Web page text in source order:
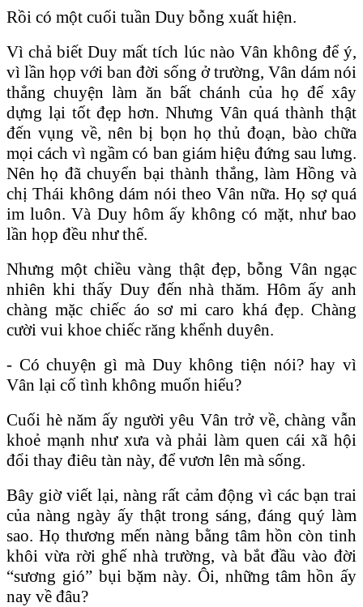
Rồi có một cuối tuần Duy bỗng xuất hiện.
Vì chả biết Duy mất tích lúc nào Vân không để ý,
vì lần họp với ban đời sống ở trường, Vân dám nói
thẳng chuyện làm ăn bất chánh của họ để xây
dựng lại tốt đẹp hơn. Nhưng Vân quá thành thật
đến vụng về, nên bị bọn họ thủ đoạn, bào chữa
mọi cách vì ngầm có ban giám hiệu đứng sau lưng.
Nên họ đã chuyển bại thành thắng, làm Hồng và
chị Thái không dám nói theo Vân nữa. Họ sợ quá
im luôn. Và Duy hôm ấy không có mặt, như bao
lần họp đều như thế.
Nhưng một chiều vàng thật đẹp, bỗng Vân ngạc
nhiên khi thấy Duy đến nhà thăm. Hôm ấy anh
chàng mặc chiếc áo sơ mi caro khá đẹp. Chàng
cười vui khoe chiếc răng khểnh duyên.
- Có chuyện gì mà Duy không tiện nói? hay vì
Vân lại cố tình không muốn hiểu?
Cuối hè năm ấy người yêu Vân trở về, chàng vẫn
khoẻ mạnh như xưa và phải làm quen cái xã hội
đổi thay điêu tàn này, để vươn lên mà sống.
Bây giờ viết lại, nàng rất cảm động vì các bạn trai
của nàng ngày ấy thật trong sáng, đáng quý làm
sao. Họ thương mến nàng bằng tâm hồn còn tinh
khôi vừa rời ghế nhà trường, và bắt đầu vào đời
“sương gió” bụi bặm này. Ôi, những tâm hồn ấy
nay về đâu?